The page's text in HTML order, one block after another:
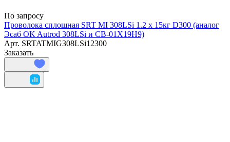
По запросу
Проволока сплошная SRT MI 308LSi 1.2 х 15кг D300 (аналог
Эсаб OK Autrod 308LSi и СВ-01Х19Н9)
Арт. SRTATMIG308LSi12300
Заказать